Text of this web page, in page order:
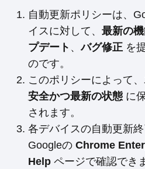
自動更新ポリシーは、
イスに対して、 最新の
プデート 、バグ修正 を
のです。
このポリシーによって
安全かつ最新の状態 に
されます。
各デバイスの自動更新終
Googleの Chrome
Help ページで確認でき